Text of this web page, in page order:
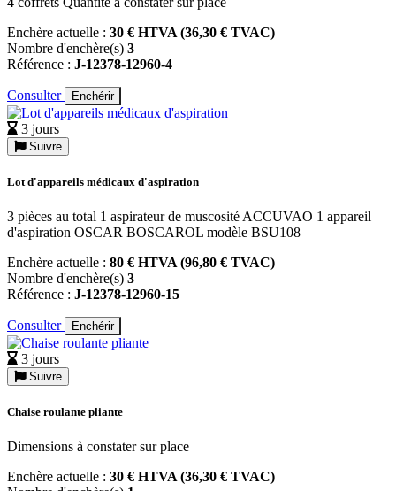
Enchère actuelle : 30 € HTVA (36,30 € TVAC)
Nombre d'enchère(s) 3
Référence : J-12378-12960-4
Consulter Enchérir
3 jours
Suivre
Lot d'appareils médicaux d'aspiration
3 pièces au total 1 aspirateur de muscosité ACCUVAO 1 appareil
d'aspiration OSCAR BOSCAROL modèle BSU108
Enchère actuelle : 80 € HTVA (96,80 € TVAC)
Nombre d'enchère(s) 3
Référence : J-12378-12960-15
Consulter Enchérir
3 jours
Suivre
Chaise roulante pliante
Dimensions à constater sur place
Enchère actuelle : 30 € HTVA (36,30 € TVAC)